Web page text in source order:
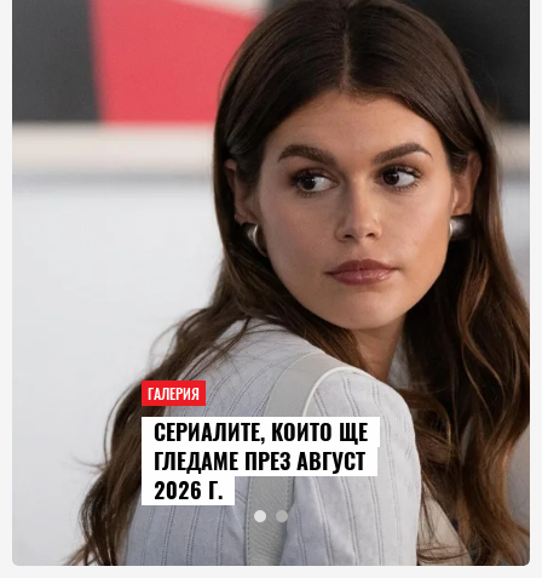
ГАЛЕРИЯ
СЕРИАЛИТЕ, КОИТО ЩЕ
ГЛЕДАМЕ ПРЕЗ АВГУСТ
2026 Г.